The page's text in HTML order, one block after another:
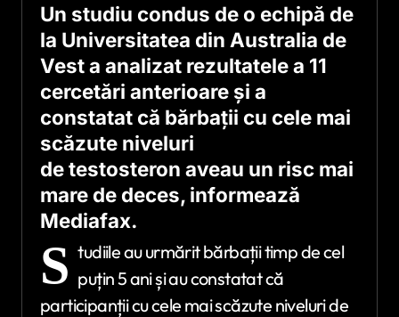
Un studiu condus de o echipă de
la Universitatea din Australia de
Vest a analizat rezultatele a 11
cercetări anterioare și a
constatat că bărbații cu cele mai
scăzute niveluri
de testosteron aveau un risc mai
mare de deces, informează
Mediafax.
S tudiile au urmărit bărbații timp de cel
puțin 5 ani și au constatat că
participanții cu cele mai scăzute niveluri de